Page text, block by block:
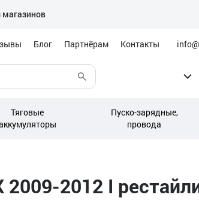
Блог Партнёрам Контакты
Тяговые
Пуско-зарядные,
провода
2012 I